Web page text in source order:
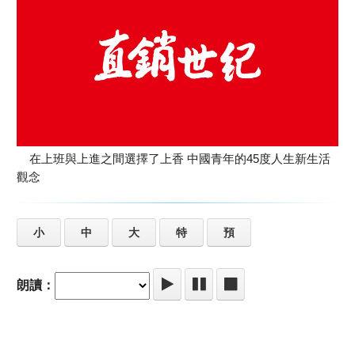
在上班與上進之間選擇了上香 中國青年的45度人生新生活
觀念
小 中 大 特 預
朗讀：